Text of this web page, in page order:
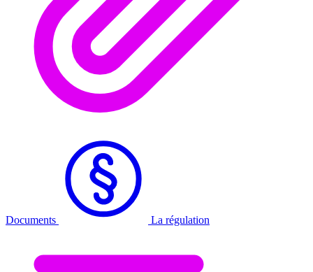
Documents La régulation